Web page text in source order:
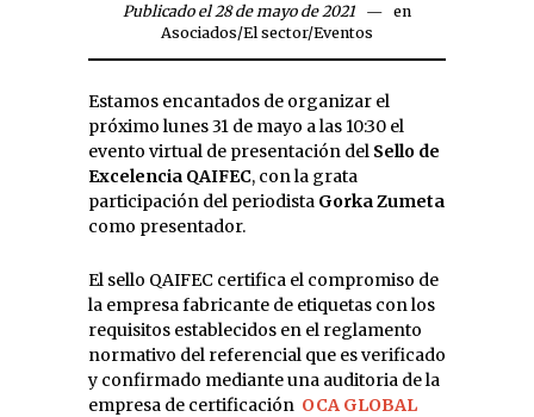
Publicado el 28 de mayo de 2021
en
Asociados/El sector/Eventos
Estamos encantados de organizar el
próximo lunes 31 de mayo a las 10:30 el
evento virtual de presentación del Sello de
Excelencia QAIFEC, con la grata
participación del periodista Gorka Zumeta
como presentador.
El sello QAIFEC certifica el compromiso de
la empresa fabricante de etiquetas con los
requisitos establecidos en el reglamento
normativo del referencial que es verificado
y confirmado mediante una auditoria de la
empresa de certificación OCA GLOBAL